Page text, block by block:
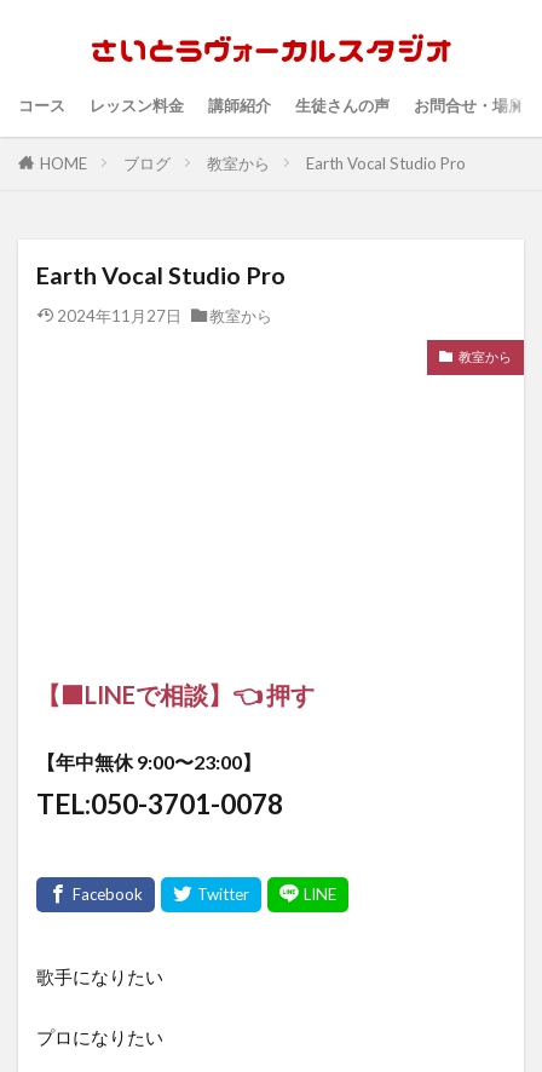
コース レッスン料金 講師紹介 生徒さんの声 お問合せ・場所
HOME ブログ 教室から Earth Vocal Studio Pro
Earth Vocal Studio Pro
2024年11月27日 教室から
教室から
【🟩LINEで相談】👈 押す
【年中無休 9:00〜23:00】
TEL:050-3701-0078
歌手になりたい
プロになりたい